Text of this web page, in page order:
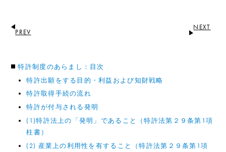
PREV
NEXT
特許制度のあらまし：目次
特許出願をする目的・利益および知財戦略
特許取得手続の流れ
特許が付与される発明
(1)特許法上の「発明」であること（特許法第２９条第1項
柱書）
(2) 産業上の利用性を有すること（特許法第２９条第1項